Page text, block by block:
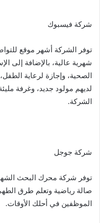
شركة فيسبوك
توفر الشركة أشهر موقع
شهرية عالية، بالإضافة إلى
لديهم مولود جديد، وغرفة
الشركة.
شركة جوجل
توفر شركة محرك البحث
صالة رياضية وتعلم طرق
الموظفين في أحلك الأوقات.